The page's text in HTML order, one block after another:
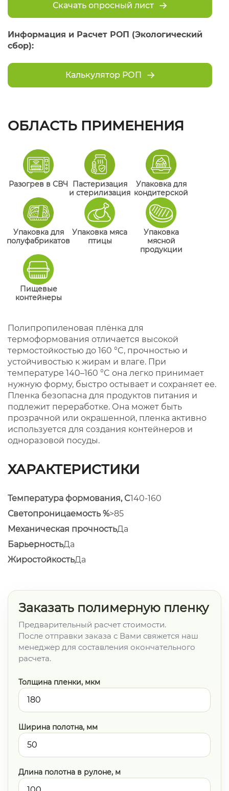
Скачать опросный лист
Информация и Расчет РОП (Экологический
сбор):
Калькулятор РОП
ОБЛАСТЬ ПРИМЕНЕНИЯ
Разогрев в СВЧ
Пастеризация
и стерилизация
Упаковка для
кондитерской
Упаковка для
полуфабрикатов
Упаковка мяса
птицы
Упаковка
мясной
продукции
Пищевые
контейнеры
Полипропиленовая плёнка для
термоформования отличается высокой
термостойкостью до 160 °C, прочностью и
устойчивостью к жирам и влаге. При
температуре 140–160 °C она легко принимает
нужную форму, быстро остывает и сохраняет ее.
Пленка безопасна для продуктов питания и
подлежит переработке. Она может быть
прозрачной или окрашенной, пленка активно
используется для создания контейнеров и
одноразовой посуды.
ХАРАКТЕРИСТИКИ
Температура формования, C140-160
Светопроницаемость %>85
Механическая прочностьДа
БарьерностьДа
ЖиростойкостьДа
Заказать полимерную пленку
Предварительный расчет стоимости.
После отправки заказа с Вами свяжется наш
менеджер для составления окончательного
расчета.
Толщина пленки, мкм
Ширина полотна, мм
Длина полотна в рулоне, м